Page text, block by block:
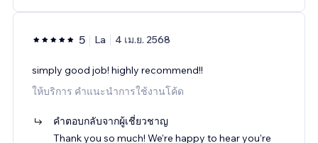
5 La 4 เม.ย. 2568
simply good job! highly recommend!!
ให้บริการ คำแนะนำการใช้งานโค้ด
คำตอบกลับจากผู้เชี่ยวชาญ
Thank you so much! We’re happy to hear you’re